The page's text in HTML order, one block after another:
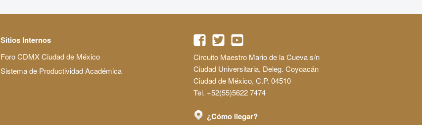
Sitios Internos
Foro CDMX Ciudad de México
Sistema de Productividad Académica
Circuito Maestro Mario de la Cueva s/n
Ciudad Universitaria, Deleg. Coyoacán
Ciudad de México, C.P. 04510
Tel. +52(55)5622 7474
¿Cómo llegar?